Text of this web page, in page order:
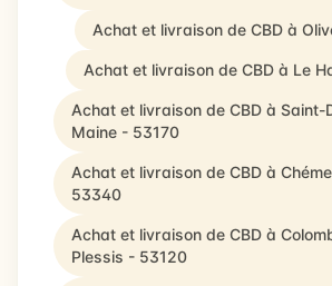
Achat et livraison de CBD à
Achat et livraison de CBD à Le
Achat et livraison de CBD à Saint-
Maine - 53170
Achat et livraison de CBD à
53340
Achat et livraison de CBD à
Plessis - 53120